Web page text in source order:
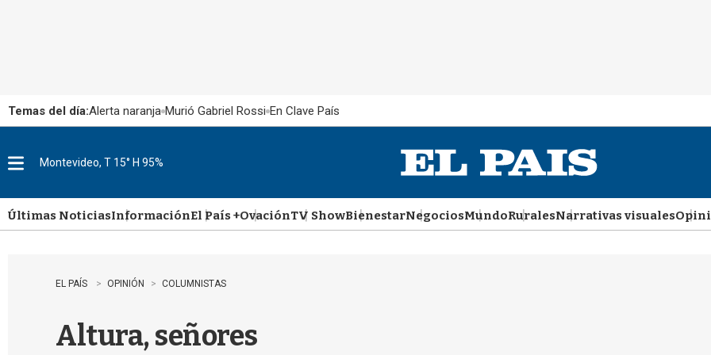
Temas del día:Alerta naranja Murió Gabriel Rossi En Clave País
u
Montevideo, T 15° H 95%
Últimas NoticiasInformaciónEl País +OvaciónTV ShowBienestarNegociosMundoRuralesNarrativas visuales
EL PAÍS OPINIÓN COLUMNISTAS
Altura, señores